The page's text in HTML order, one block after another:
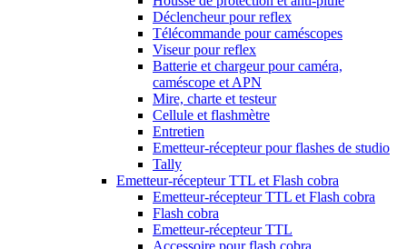
Déclencheur pour reflex
Télécommande pour caméscopes
Viseur pour reflex
Batterie et chargeur pour caméra,
caméscope et APN
Mire, charte et testeur
Cellule et flashmètre
Entretien
Emetteur-récepteur pour flashes de studio
Tally
Emetteur-récepteur TTL et Flash cobra
Emetteur-récepteur TTL et Flash cobra
Flash cobra
Emetteur-récepteur TTL
Accessoire pour flash cobra